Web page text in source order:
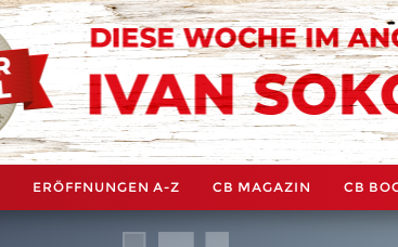
ERÖFFNUNGEN A-Z CB MAGAZIN CB